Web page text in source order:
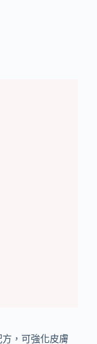
，可強化皮膚